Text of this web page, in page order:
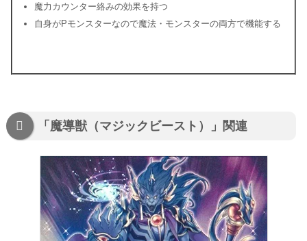
魔力カウンター絡みの効果を持つ
自身がPモンスターなので魔法・モンスターの両方で機能する
「魔導獣（マジックビースト）」関連